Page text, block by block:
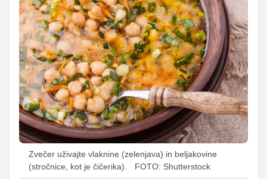
Zvečer uživajte vlaknine (zelenjava) in beljakovine
(stročnice, kot je čičerika).
FOTO: Shutterstock